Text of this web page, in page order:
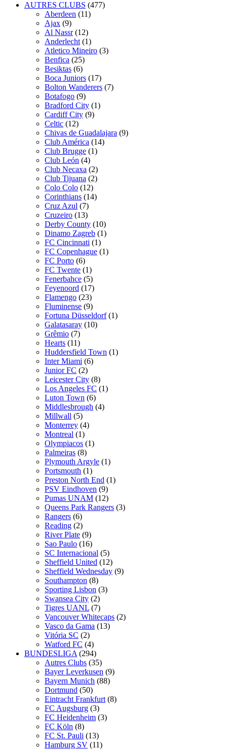
AUTRES CLUBS (477)
Aberdeen (11)
Ajax (9)
Al Nassr (12)
Anderlecht (1)
Atletico Mineiro (3)
Benfica (25)
Besiktas (6)
Boca Juniors (17)
Bolton Wanderers (7)
Botafogo (9)
Bradford City (1)
Cardiff City (9)
Celtic (12)
Chivas de Guadalajara (9)
Club América (14)
Club Brugge (1)
Club León (4)
Club Necaxa (2)
Club Tijuana (2)
Colo Colo (12)
Corinthians (14)
Cruz Azul (7)
Cruzeiro (13)
Derby County (10)
Dinamo Zagreb (1)
FC Cincinnati (1)
FC Copenhague (1)
FC Porto (6)
FC Twente (1)
Fenerbahce (5)
Feyenoord (17)
Flamengo (23)
Fluminense (9)
Fortuna Düsseldorf (1)
Galatasaray (10)
Grêmio (7)
Hearts (11)
Huddersfield Town (1)
Inter Miami (6)
Junior FC (2)
Leicester City (8)
Los Angeles FC (1)
Luton Town (6)
Middlesbrough (4)
Millwall (5)
Monterrey (4)
Montreal (1)
Olympiacos (1)
Palmeiras (8)
Plymouth Argyle (1)
Portsmouth (1)
Preston North End (1)
PSV Eindhoven (9)
Pumas UNAM (12)
Queens Park Rangers (3)
Rangers (6)
Reading (2)
River Plate (9)
Sao Paulo (16)
SC Internacional (5)
Sheffield United (12)
Sheffield Wednesday (9)
Southampton (8)
Sporting Lisbon (3)
Swansea City (2)
Tigres UANL (7)
Vancouver Whitecaps (2)
Vasco da Gama (13)
Vitória SC (2)
Watford FC (4)
BUNDESLIGA (294)
Autres Clubs (35)
Bayer Leverkusen (9)
Bayern Munich (88)
Dortmund (50)
Eintracht Frankfurt (8)
FC Augsburg (3)
FC Heidenheim (3)
FC Köln (8)
FC St. Pauli (13)
Hamburg SV (11)